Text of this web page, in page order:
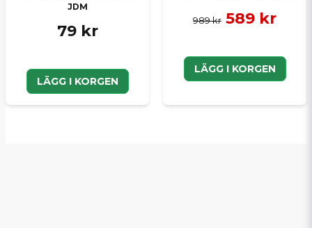
JDM
79 kr
LÄGG I KORGEN
989 kr 589 kr
LÄGG I KORGEN